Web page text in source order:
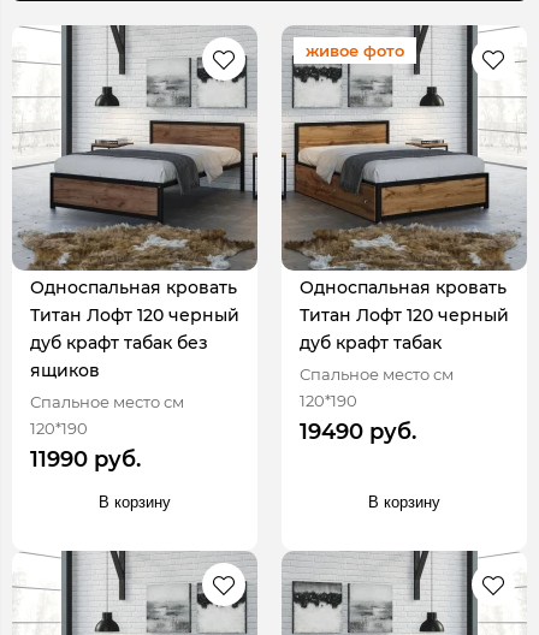
Односпальная кровать
Титан Лофт 120 черный
дуб крафт табак без
ящиков
Спальное место см
120*190
11990 руб.
В корзину
живое фото
Односпальная кровать
Титан Лофт 120 черный
дуб крафт табак
Спальное место см
120*190
19490 руб.
В корзину